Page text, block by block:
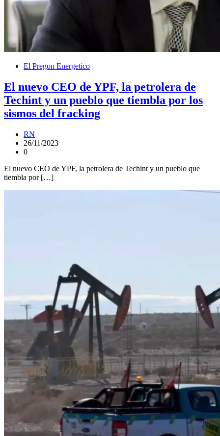
El Pregon Energetico
El nuevo CEO de YPF, la petrolera de
Techint y un pueblo que tiembla por los
sismos del fracking
RN
26/11/2023
0
El nuevo CEO de YPF, la petrolera de Techint y un pueblo que
tiembla por […]